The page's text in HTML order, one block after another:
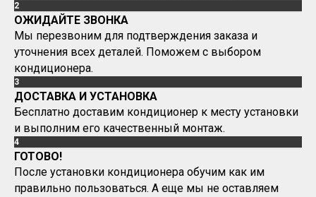
2
ОЖИДАЙТЕ ЗВОНКА
Мы перезвоним для подтверждения заказа и
уточнения всех деталей. Поможем с выбором
кондиционера.
3
ДОСТАВКА И УСТАНОВКА
Бесплатно доставим кондиционер к месту установки
и выполним его качественный монтаж.
4
ГОТОВО!
После установки кондиционера обучим как им
правильно пользоваться. А еще мы не оставляем